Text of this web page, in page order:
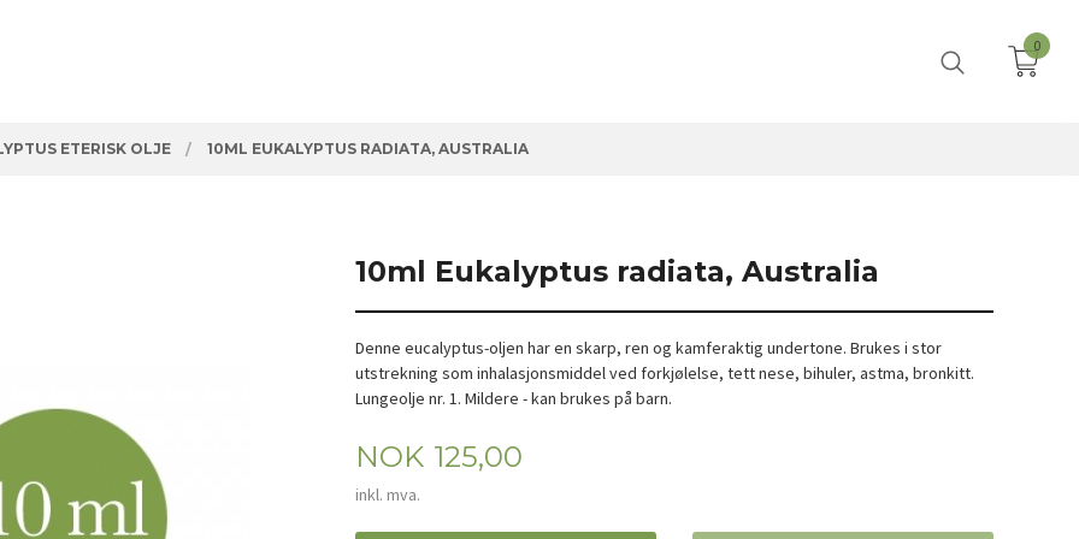
0
ETERISK OLJE 10ML EUKALYPTUS RADIATA, AUSTRALIA
10ml Eukalyptus radiata, Australia
Denne eucalyptus-oljen har en skarp, ren og kamferaktig undertone. Brukes i stor
utstrekning som inhalasjonsmiddel ved forkjølelse, tett nese, bihuler, astma, bronkitt.
Lungeolje nr. 1. Mildere - kan brukes på barn.
Pris
NOK 125,00
inkl. mva.